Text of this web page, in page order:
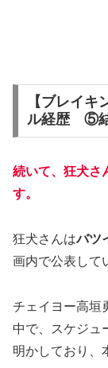
【ブレイ
ル経歴 ⑤
続いて、狂犬さ
す。
狂犬さんはバツ
画内で公表して
チェイヨー高垣
中で、スケジュ
明かしており、